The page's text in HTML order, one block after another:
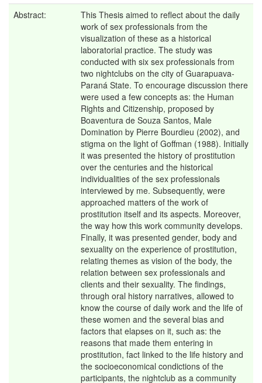
Abstract:
This Thesis aimed to reflect about the daily
work of sex professionals from the
visualization of these as a historical
laboratorial practice. The study was
conducted with six sex professionals from
two nightclubs on the city of Guarapuava-
Paraná State. To encourage discussion there
were used a few concepts as: the Human
Rights and Citizenship, proposed by
Boaventura de Souza Santos, Male
Domination by Pierre Bourdieu (2002), and
stigma on the light of Goffman (1988). Initially
it was presented the history of prostitution
over the centuries and the historical
individualities of the sex professionals
interviewed by me. Subsequently, were
approached matters of the work of
prostitution itself and its aspects. Moreover,
the way how this work community develops.
Finally, it was presented gender, body and
sexuality on the experience of prostitution,
relating themes as vision of the body, the
relation between sex professionals and
clients and their sexuality. The findings,
through oral history narratives, allowed to
know the course of daily work and the life of
these women and the several bias and
factors that elapses on it, such as: the
reasons that made them entering in
prostitution, fact linked to the life history and
the socioeconomical condictions of the
participants, the nightclub as a community